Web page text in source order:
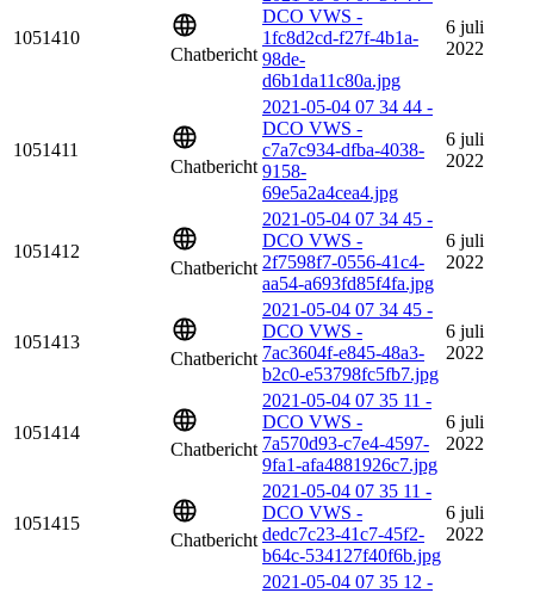
1051410
Chatbericht
DCO VWS -
1fc8d2cd-f27f-4b1a-
98de-
d6b1da11c80a.jpg
6 juli
2022
1051411
Chatbericht
2021-05-04 07 34 44 -
DCO VWS -
c7a7c934-dfba-4038-
9158-
69e5a2a4cea4.jpg
6 juli
2022
1051412
Chatbericht
2021-05-04 07 34 45 -
DCO VWS -
2f7598f7-0556-41c4-
aa54-a693fd85f4fa.jpg
6 juli
2022
1051413
Chatbericht
2021-05-04 07 34 45 -
DCO VWS -
7ac3604f-e845-48a3-
b2c0-e53798fc5fb7.jpg
6 juli
2022
1051414
Chatbericht
2021-05-04 07 35 11 -
DCO VWS -
7a570d93-c7e4-4597-
9fa1-afa4881926c7.jpg
6 juli
2022
1051415
Chatbericht
2021-05-04 07 35 11 -
DCO VWS -
dedc7c23-41c7-45f2-
b64c-534127f40f6b.jpg
6 juli
2022
2021-05-04 07 35 12 -